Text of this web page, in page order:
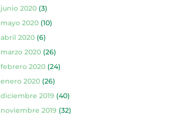
junio 2020(3)
mayo 2020(10)
abril 2020(6)
marzo 2020(26)
febrero 2020(24)
enero 2020(26)
diciembre 2019 (40)
noviembre 2019 (32)